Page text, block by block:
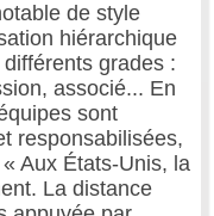
de style
hiérarchique
grades :
associé... En
sont
responsabilisées,
Aux États-Unis, la
La distance